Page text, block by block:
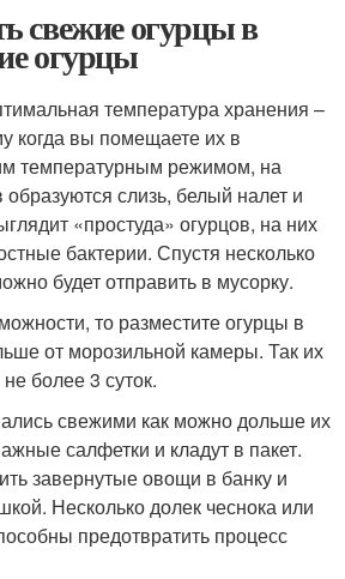
свежие огурцы в
огурцы
температура хранения –
когда вы помещаете их в
температурным режимом, на
слизь, белый налет и
«простуда» огурцов, на них
бактерии. Спустя несколько
будет отправить в мусорку.
то разместите огурцы в
от морозильной камеры. Так их
более 3 суток.
свежими как можно дольше их
салфетки и кладут в пакет.
завернутые овощи в банку и
Несколько долек чеснока или
предотвратить процесс